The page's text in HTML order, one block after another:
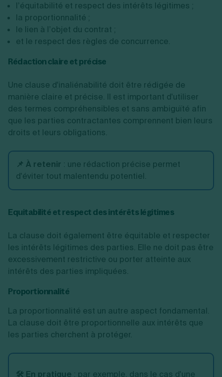
l’équitabilité et respect des intérêts légitimes ;
la proportionnalité ;
le lien à l’objet du contrat ;
et le respect des règles de concurrence.
Rédaction claire et précise
Une clause d'inaliénabilité doit être rédigée de
manière claire et précise. Il est important d'utiliser
des termes compréhensibles et sans ambiguïté afin
que les parties contractantes comprennent bien leurs
droits et leurs obligations.
📌 À retenir : une rédaction précise permet
d'éviter tout malentendu potentiel.
Equitabilité et respect des intérêts légitimes
La clause doit également être équitable et respecter
les intérêts légitimes des parties. Elle ne doit pas être
excessivement restrictive ou porter atteinte aux
intérêts des parties impliquées.
Proportionnalité
La proportionnalité est un autre aspect fondamental.
La clause doit être proportionnelle aux intérêts que
les parties cherchent à protéger.
🛠️ En pratique : par exemple, dans le cas d'une